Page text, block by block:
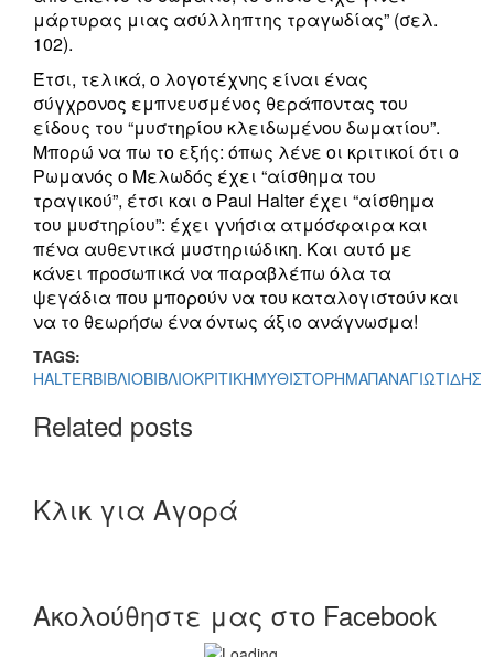
μάρτυρας μιας ασύλληπτης τραγωδίας” (σελ.
102).
Έτσι, τελικά, ο λογοτέχνης είναι ένας
σύγχρονος εμπνευσμένος θεράποντας του
είδους του “μυστηρίου κλειδωμένου δωματίου”.
Μπορώ να πω το εξής: όπως λένε οι κριτικοί ότι ο
Ρωμανός ο Μελωδός έχει “αίσθημα του
τραγικού”, έτσι και ο Paul Halter έχει “αίσθημα
του μυστηρίου”: έχει γνήσια ατμόσφαιρα και
πένα αυθεντικά μυστηριώδικη. Και αυτό με
κάνει προσωπικά να παραβλέπω όλα τα
ψεγάδια που μπορούν να του καταλογιστούν και
να το θεωρήσω ένα όντως άξιο ανάγνωσμα!
TAGS:
HALTERΒΙΒΛΙΟΒΙΒΛΙΟΚΡΙΤΙΚΗΜΥΘΙΣΤΟΡΗΜΑΠΑΝΑΓΙΩΤΙΔΗΣ
Related posts
Κλικ για Αγορά
Ακολούθηστε μας στο Facebook